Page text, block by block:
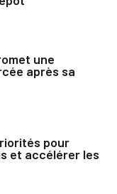
une
après sa
pour
et accélérer les